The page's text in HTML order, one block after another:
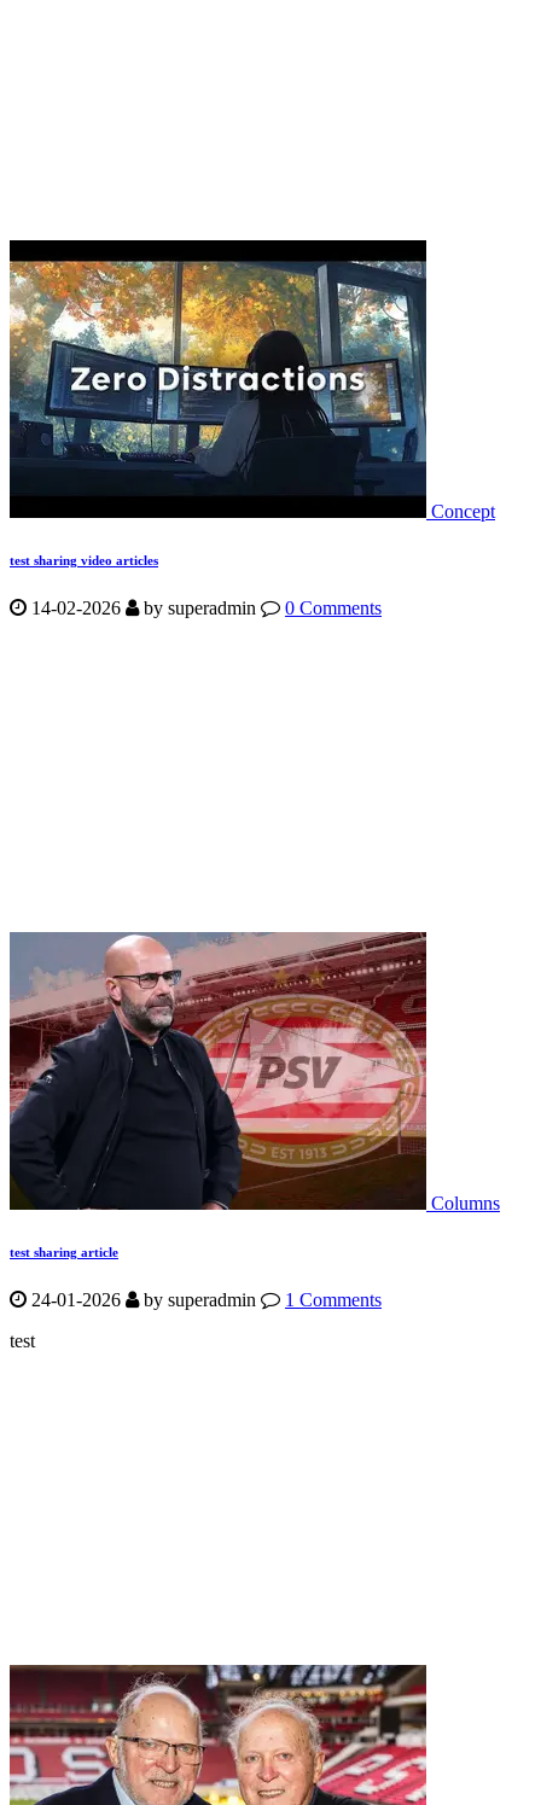
Concept
test sharing video articles
14-02-2026 by superadmin 0 Comments
Columns
test sharing article
24-01-2026 by superadmin
1 Comments
test